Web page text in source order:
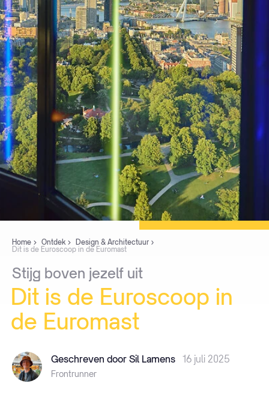
Home Ontdek
Design & Architectuur
Dit is de Euroscoop in de Euromast
Stijg boven jezelf uit
Dit is de Euroscoop in
de Euromast
Geschreven door Sil Lamens 16 juli 2025
Frontrunner